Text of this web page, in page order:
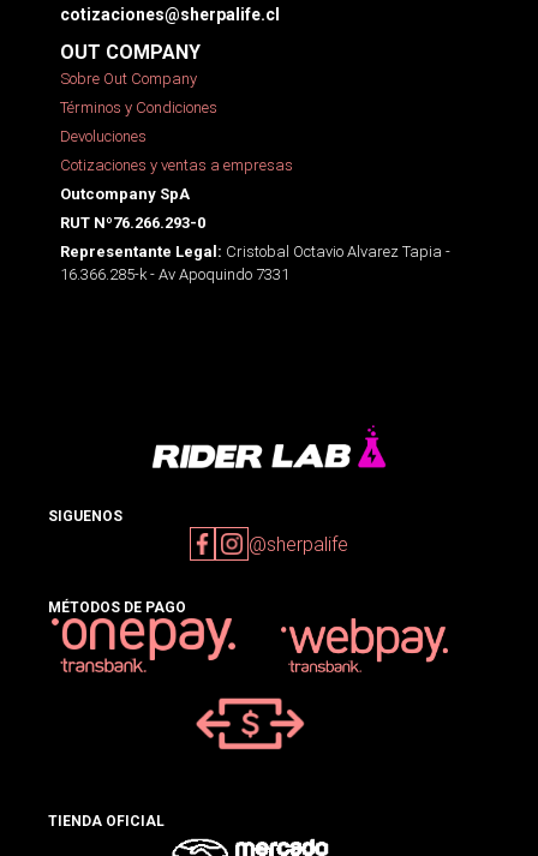
cotizaciones@sherpalife.cl
OUT COMPANY
Sobre Out Company
Términos y Condiciones
Devoluciones
Cotizaciones y ventas a empresas
Outcompany SpA
RUT Nº76.266.293-0
Representante Legal: Cristobal Octavio Alvarez Tapia -
16.366.285-k - Av Apoquindo 7331
SIGUENOS
@sherpalife
MÉTODOS DE PAGO
TIENDA OFICIAL